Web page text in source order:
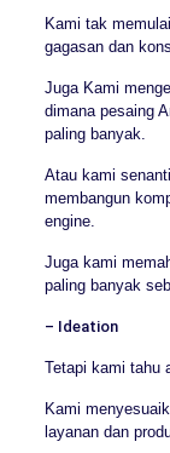
Kami tak
gagasan dan
Juga Kami
dimana pesaing
paling banyak.
Atau kami
membangun
engine.
Juga kami
paling banyak
– Ideation
Tetapi kami tahu
Kami
layanan dan